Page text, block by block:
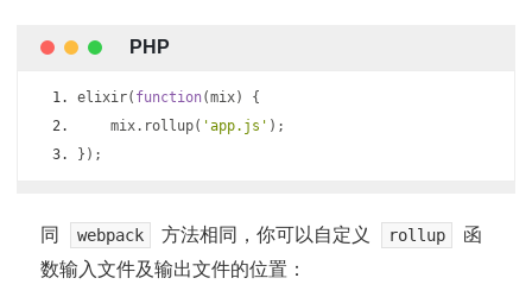
elixir( function(mix)
{
    mix
. rollup( 'app.js' );
});
同 webpack 方法相同，你可以自定义 rollup
函
数输入文件及输出文件的位置：